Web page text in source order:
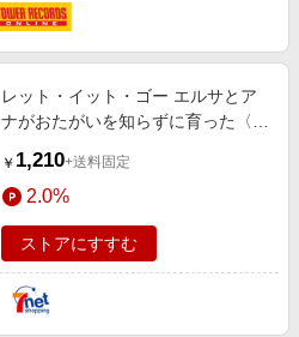
レット・イット・ゴー エルサとア
ナがおたがいを知らずに育った〈も
￥ 1,210+送料固定
2.0%
ストアにすすむ